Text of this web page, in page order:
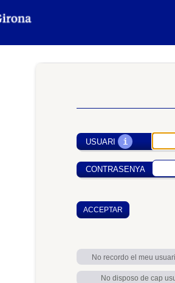
USUARI i
CONTRASENYA
No recordo el meu
No disposo de cap